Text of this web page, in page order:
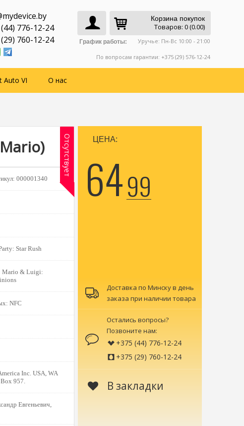
Корзина покупок
Товаров: 0 (0.00)
График работы: Уручье: Пн-Вс 10:00 - 21:00
По вопросам гарантии: +375 (29) 576-12-24
776-12-24
760-12-24
Auto VI О нас
000001340
Star Rush
Mario & Luigi:
NFC
Inc. USA, WA
957.
Евгеньевич,
Отсутствует ЦЕНА:
6499
Доставка по Минску в день
заказа при наличии товара
Остались вопросы?
Позвоните нам:
+375 (44) 776-12-24
+375 (29) 760-12-24
В закладки